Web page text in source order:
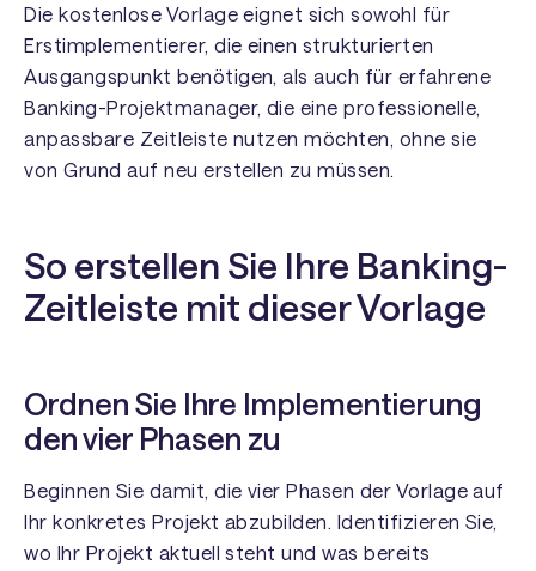
Die kostenlose Vorlage eignet sich sowohl für
Erstimplementierer, die einen strukturierten
Ausgangspunkt benötigen, als auch für erfahrene
Banking-Projektmanager, die eine professionelle,
anpassbare Zeitleiste nutzen möchten, ohne sie
von Grund auf neu erstellen zu müssen.
So erstellen Sie Ihre Banking-
Zeitleiste mit dieser Vorlage
Ordnen Sie Ihre Implementierung
den vier Phasen zu
Beginnen Sie damit, die vier Phasen der Vorlage auf
Ihr konkretes Projekt abzubilden. Identifizieren Sie,
wo Ihr Projekt aktuell steht und was bereits